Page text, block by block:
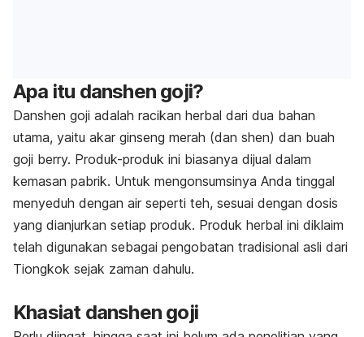
Apa itu danshen goji?
Danshen goji adalah racikan herbal dari dua bahan
utama, yaitu akar ginseng merah (dan shen) dan buah
goji berry. Produk-produk ini biasanya dijual dalam
kemasan pabrik. Untuk mengonsumsinya Anda tinggal
menyeduh dengan air seperti teh, sesuai dengan dosis
yang dianjurkan setiap produk. Produk herbal ini diklaim
telah digunakan sebagai pengobatan tradisional asli dari
Tiongkok sejak zaman dahulu.
Khasiat danshen goji